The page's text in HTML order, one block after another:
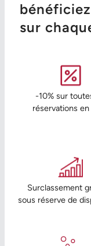
sur
-10% sur
réservations
Surclassement
sous réserve de